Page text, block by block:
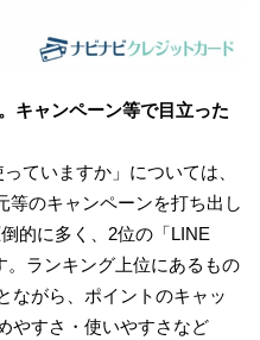
キャンペーン等で目立った
ていますか」については、
等のキャンペーンを打ち出し
的に多く、2位の「LINE
。ランキング上位にあるもの
ながら、ポイントのキャッ
やすさ・使いやすさなど